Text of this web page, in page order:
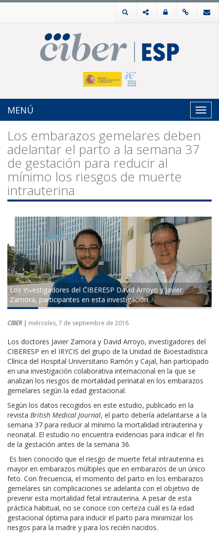
MENÚ
Los embarazos gemelares deben
adelantar el parto a la semana 37
de gestación para reducir al
mínimo los riesgos de muerte
intrauterina
Los investigadores del CIBERESP David Arroyo y Javier
Zamora, participantes en esta investigación.
CIBER | miércoles, 7 de septiembre de 2016
Los doctores Javier Zamora y David Arroyo, investigadores del
CIBERESP en el IRYCIS del grupo de la Unidad de Bioestadística
Clínica del Hospital Universitario Ramón y Cajal, han participado
en una investigación colaborativa internacional en la que se
analizan los riesgos de mortalidad perinatal en los embarazos
gemelares según la edad gestacional.
Según los datos recogidos en este estudio, publicado en la
revista British Medical Journal, el parto debería adelantarse a la
semana 37 para reducir al mínimo la mortalidad intrauterina y
neonatal. El estudio no encuentra evidencias para indicar el fin
de la gestación antes de la semana 36.
Es bien conocido que el riesgo de muerte fetal intrauterina es
mayor en embarazos múltiples que en embarazos de un único
feto. Con frecuencia, el momento del parto en los embarazos
gemelares sin complicaciones se adelanta con el objetivo de
prevenir esta mortalidad fetal intrauterina. A pesar de esta
práctica habitual, no se conoce con certeza cuál es la edad
gestacional óptima para inducir el parto para minimizar los
riesgos para la madre y para los recién nacidos.